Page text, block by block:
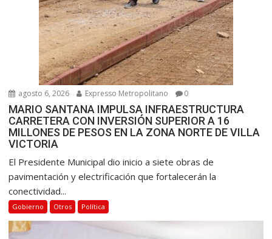
agosto 6, 2026 Expresso Metropolitano 0
MARIO SANTANA IMPULSA INFRAESTRUCTURA
CARRETERA CON INVERSIÓN SUPERIOR A 16
MILLONES DE PESOS EN LA ZONA NORTE DE VILLA
VICTORIA
El Presidente Municipal dio inicio a siete obras de
pavimentación y electrificación que fortalecerán la
conectividad...
Gobierno Otros Política